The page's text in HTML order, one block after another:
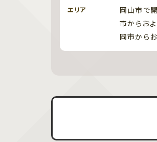
エリア
岡山市で
市からお
岡市から